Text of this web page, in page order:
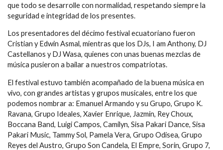
que todo se desarrolle con normalidad, respetando siempre la
seguridad e integridad de los presentes.
Los presentadores del décimo festival ecuatoriano fueron
Cristian y Edwin Asmal, mientras que los DJs, I am Anthony, DJ
Castellanos y DJ Wasa, quienes con unas buenas mezclas de
música pusieron a bailar a nuestros compatriotas.
El festival estuvo también acompañado de la buena música en
vivo, con grandes artistas y grupos musicales, entre los que
podemos nombrar a: Emanuel Armando y su Grupo, Grupo K.
Ravana, Grupo Ideales, Xavier Enrique, Jazmín, Rey Choux,
Boccana Band, Luigi Campos, Camilyn, Sisa Pakari Dance, Sisa
Pakari Music, Tammy Sol, Pamela Vera, Grupo Odisea, Grupo
Reyes del Austro, Grupo Son Candela, El Empre, Sorin, Grupo 7,